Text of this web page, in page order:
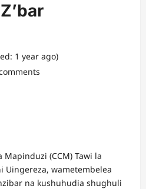
1 year ago)
Mapinduzi (CCM) Tawi la
Uingereza, wametembelea
na kushuhudia shughuli